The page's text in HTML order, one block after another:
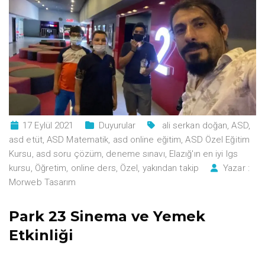
17 Eylül 2021 Duyurular ali serkan doğan ,ASD,
asd etüt,ASD Matematik asd online eğitim ,ASD Özel Eğitim
Kursu asd soru çözüm deneme sınavı Elazığ'ın en iyi lgs
kursu Öğretim online ders Özel yakından takip
Yazar :
Morweb Tasarım
Park 23 Sinema ve Yemek
Etkinliği